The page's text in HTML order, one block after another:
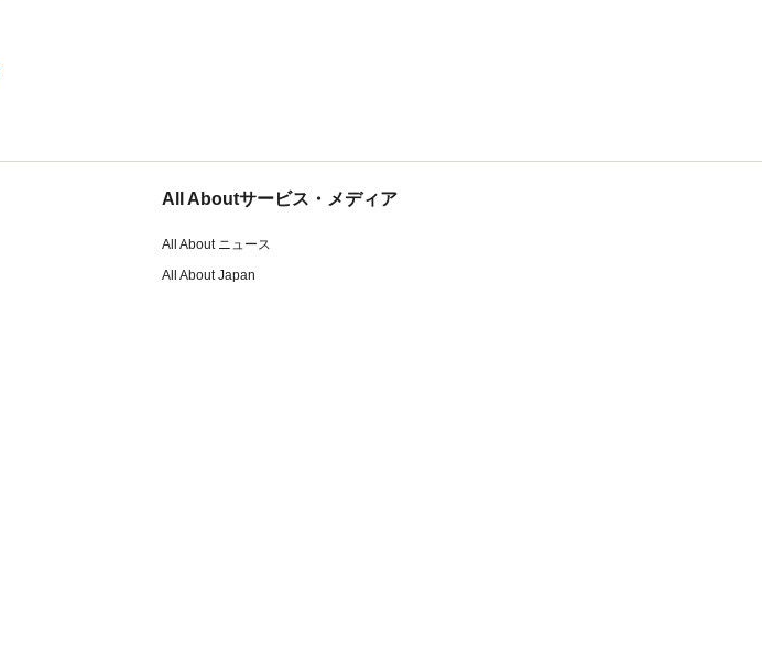
All Aboutサービス・メディア
All About ニュース
All About Japan